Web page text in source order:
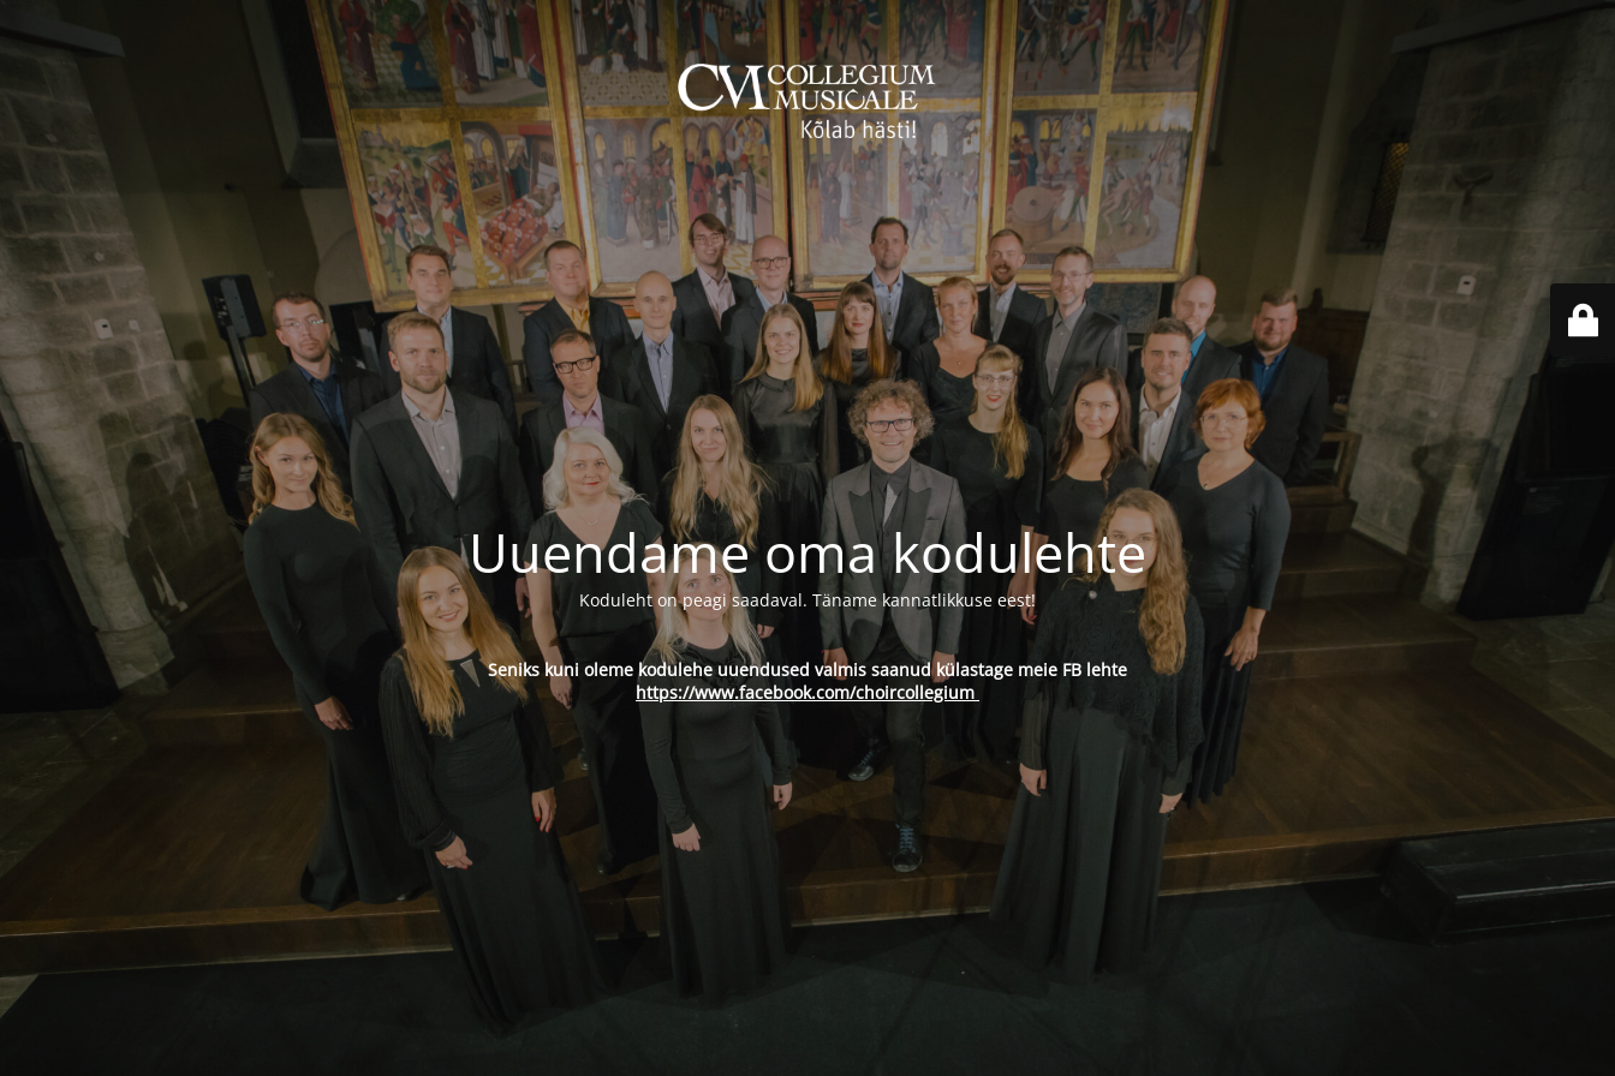
Uuendame oma kodulehte
Koduleht on peagi saadaval. Täname kannatlikkuse eest!
Seniks kuni oleme kodulehe uuendused valmis saanud külastage meie FB lehte
https://www.facebook.com/choircollegium